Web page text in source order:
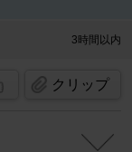
3時間以内
クリップ